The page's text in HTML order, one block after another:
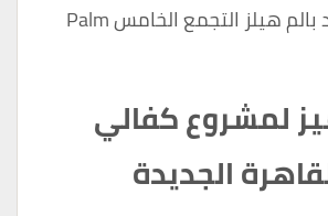
كمبوند بالم هيلز التجمع الخامس Palm
لمشروع كفالي
الجديدة